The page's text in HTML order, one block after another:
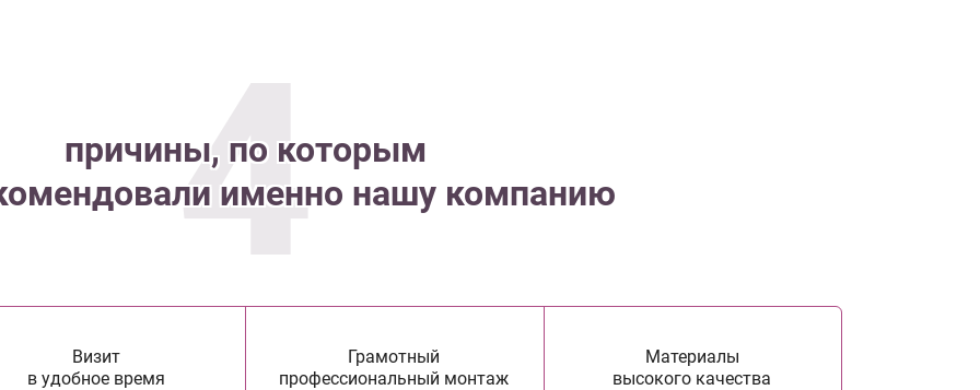
4
причины, по которым
именно нашу компанию
Визит
в удобное время
Грамотный
профессиональный монтаж
Материалы
высокого качества